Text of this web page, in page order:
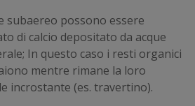
subaereo possono essere
di calcio depositato da acque
In questo caso i resti organici
mentre rimane la loro
incrostante (es. travertino).